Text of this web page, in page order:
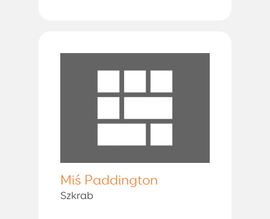
Miś Paddington
Szkrab